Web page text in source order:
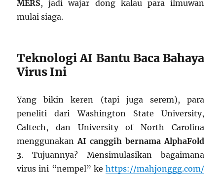
MERS, jadi wajar dong kalau para ilmuwan
mulai siaga.
Teknologi AI Bantu Baca Bahaya
Virus Ini
Yang bikin keren (tapi juga serem), para
peneliti dari Washington State University,
Caltech, dan University of North Carolina
menggunakanAI canggih bernama AlphaFold
3. Tujuannya? Mensimulasikan bagaimana
virus ini “nempel” ke https://mahjonggg.com/